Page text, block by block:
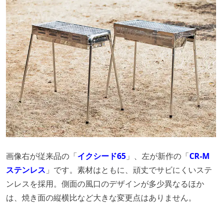
画像右が従来品の「イクシード65 」、左が新作の「CR-M
ステンレス 」です。素材はともに、頑丈でサビにくいステ
ンレスを採用。側面の風口のデザインが多少異なるほか
は、焼き面の縦横比など大きな変更点はありません。